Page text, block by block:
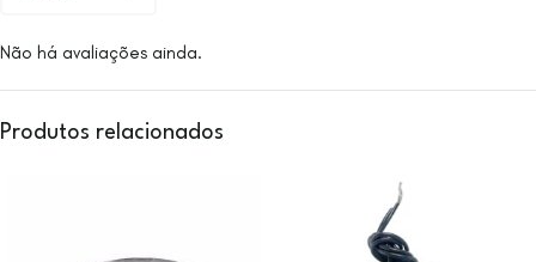
Não há avaliações ainda.
Produtos relacionados